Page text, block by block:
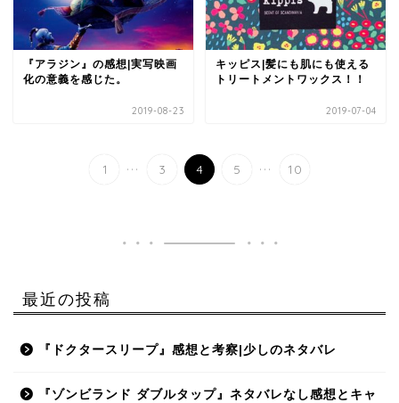
『アラジン』の感想|実写映画
化の意義を感じた。
2019-08-23
キッピス|髪にも肌にも使える
トリートメントワックス！！
2019-07-04
1 ... 3 4 5 ... 10
最近の投稿
『ドクタースリープ』感想と考察|少しのネタバレ
『ゾンビランド ダブルタップ』ネタバレなし感想とキャ